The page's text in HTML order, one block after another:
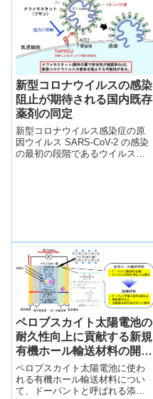
新型コロナウイルスの感染
阻止が期待される国内既存
薬剤の同定
新型コロナウイルス感染症の原
因ウイルス SARS-CoV-2 の感染
の最初の段階であるウイルス外
ペロブスカイト太陽電池の
耐久性向上に貢献する新規
有機ホール輸送材料の開発
に成功
ペロブスカイト太陽電池に使わ
れる有機ホール輸送材料につい
て、ドーパントと呼ばれる添加